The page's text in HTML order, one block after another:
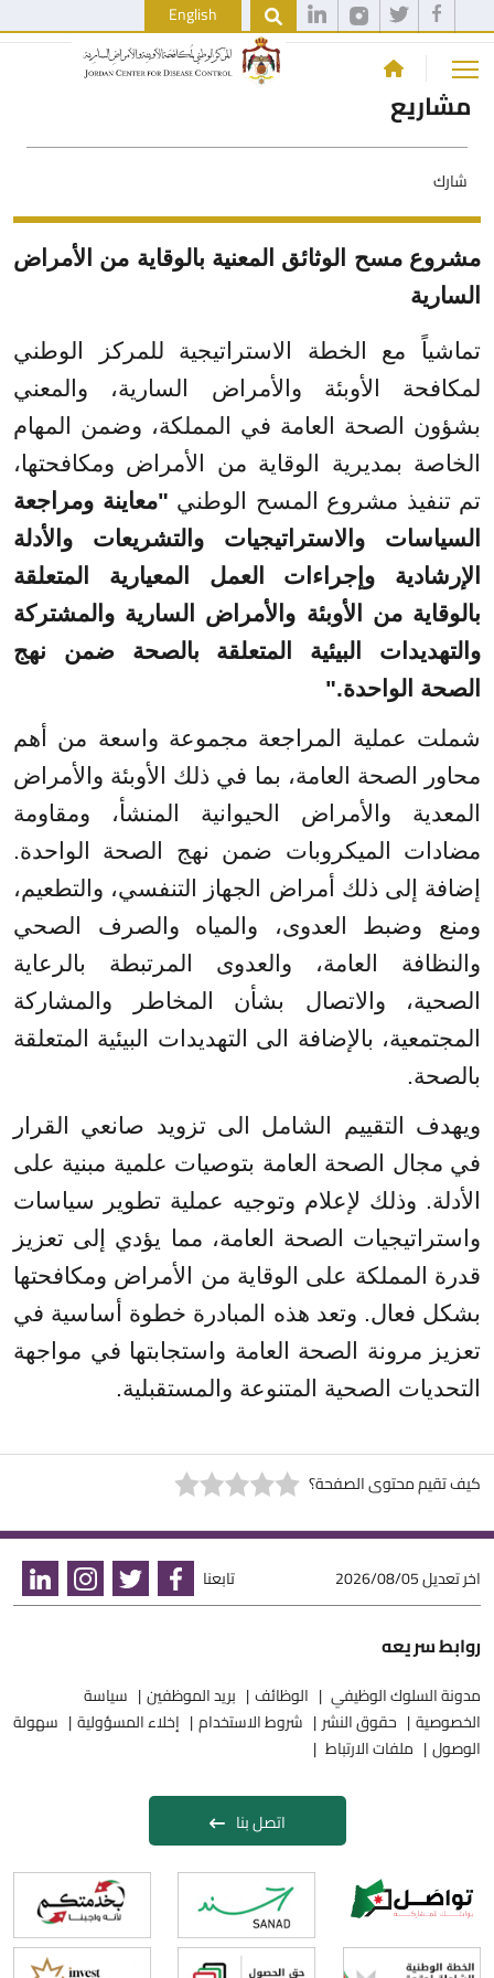
English
مشاريع
شارك
مشروع مسح الوثائق المعنية بالوقاية من الأمراض
السارية
تماشياً مع الخطة الاستراتيجية للمركز الوطني
لمكافحة الأوبئة والأمراض السارية، والمعني
بشؤون الصحة العامة في المملكة، وضمن المهام
الخاصة بمديرية الوقاية من الأمراض ومكافحتها،
تم تنفيذ مشروع المسح الوطني "معاينة ومراجعة
السياسات والاستراتيجيات والتشريعات والأدلة
الإرشادية وإجراءات العمل المعيارية المتعلقة
بالوقاية من الأوبئة والأمراض السارية والمشتركة
والتهديدات البيئية المتعلقة بالصحة ضمن نهج
الصحة الواحدة."
شملت عملية المراجعة مجموعة واسعة من أهم
محاور الصحة العامة، بما في ذلك الأوبئة والأمراض
المعدية والأمراض الحيوانية المنشأ، ومقاومة
مضادات الميكروبات ضمن نهج الصحة الواحدة.
إضافة إلى ذلك أمراض الجهاز التنفسي، والتطعيم،
ومنع وضبط العدوى، والمياه والصرف الصحي
والنظافة العامة، والعدوى المرتبطة بالرعاية
الصحية، والاتصال بشأن المخاطر والمشاركة
المجتمعية، بالإضافة الى التهديدات البيئية المتعلقة
بالصحة.
ويهدف التقييم الشامل الى تزويد صانعي القرار
في مجال الصحة العامة بتوصيات علمية مبنية على
الأدلة. وذلك لإعلام وتوجيه عملية تطوير سياسات
واستراتيجيات الصحة العامة، مما يؤدي إلى تعزيز
قدرة المملكة على الوقاية من الأمراض ومكافحتها
بشكل فعال. وتعد هذه المبادرة خطوة
أساسية في
تعزيز مرونة الصحة العامة واستجابتها في مواجهة
التحديات الصحية المتنوعة والمستقبلية.
كيف تقيم محتوى الصفحة؟
اخر تعديل2026/08/05 تابعنا
روابط سريعه
مدونة السلوك الوظيفي الوظائف بريد الموظفين
سياسة
الخصوصية
حقوق النشر شروط الاستخدام إخلاء المسؤولية
سهولة
الوصول
ملفات الارتباط
اتصل بنا